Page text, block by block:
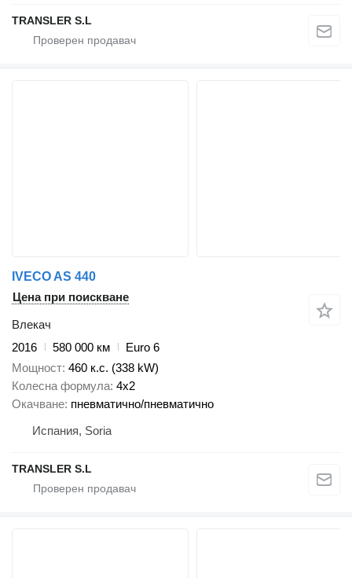
TRANSLER S.L
IVECO AS 440
Цена при поискване
Влекач
2016
580 000 км
Euro 6
Мощност 460 к.с. (338 kW)
Колесна формула 4x2
Окачване пневматично/пневматично
Испания, Soria
TRANSLER S.L